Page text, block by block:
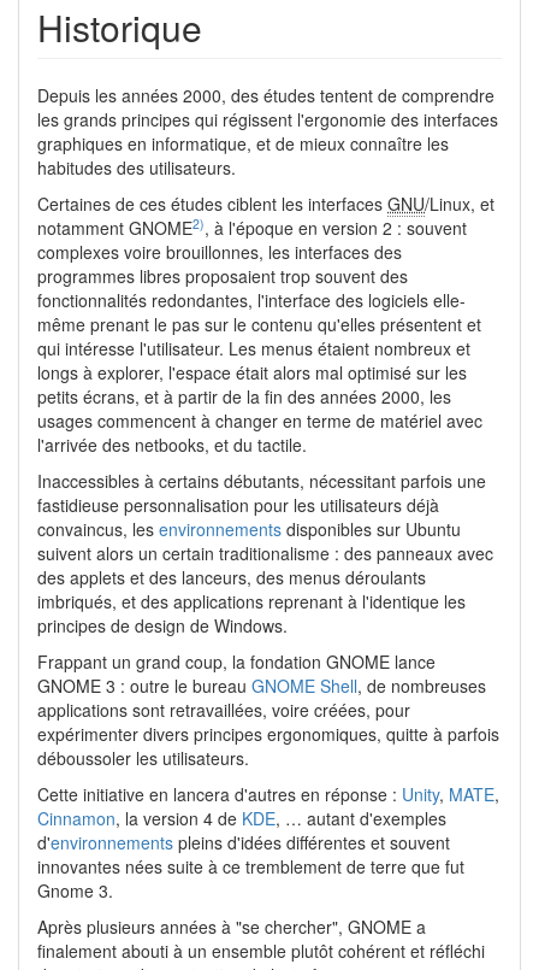
Historique
Depuis les années 2000, des études tentent de comprendre
les grands principes qui régissent l'ergonomie des interfaces
graphiques en informatique, et de mieux connaître les
habitudes des utilisateurs.
Certaines de ces études ciblent les interfaces GNU/Linux, et
notamment GNOME2), à l'époque en version 2 : souvent
complexes voire brouillonnes, les interfaces des
programmes libres proposaient trop souvent des
fonctionnalités redondantes, l'interface des logiciels elle-
même prenant le pas sur le contenu qu'elles présentent et
qui intéresse l'utilisateur. Les menus étaient nombreux et
longs à explorer, l'espace était alors mal optimisé sur les
petits écrans, et à partir de la fin des années 2000, les
usages commencent à changer en terme de matériel avec
l'arrivée des netbooks, et du tactile.
Inaccessibles à certains débutants, nécessitant parfois une
fastidieuse personnalisation pour les utilisateurs déjà
convaincus, les environnements disponibles sur Ubuntu
suivent alors un certain traditionalisme : des panneaux avec
des applets et des lanceurs, des menus déroulants
imbriqués, et des applications reprenant à l'identique les
principes de design de Windows.
Frappant un grand coup, la fondation GNOME lance
GNOME 3 : outre le bureau GNOME Shell, de nombreuses
applications sont retravaillées, voire créées, pour
expérimenter divers principes ergonomiques, quitte à parfois
déboussoler les utilisateurs.
Cette initiative en lancera d'autres en réponse : Unity, MATE,
Cinnamon, la version 4 de KDE, … autant d'exemples
d'environnements pleins d'idées différentes et souvent
innovantes nées suite à ce tremblement de terre que fut
Gnome 3.
Après plusieurs années à "se chercher", GNOME a
finalement abouti à un ensemble plutôt cohérent et réfléchi